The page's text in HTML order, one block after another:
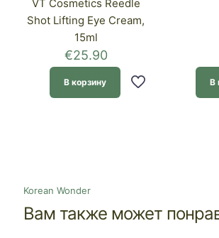
VT Cosmetics Reedle
Shot Lifting Eye Cream,
15ml
€25.90
В корзину В
Korean Wonder
Вам также может